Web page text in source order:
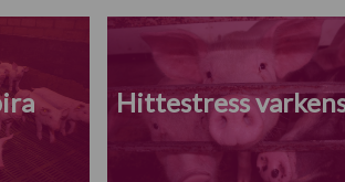
Hittestress